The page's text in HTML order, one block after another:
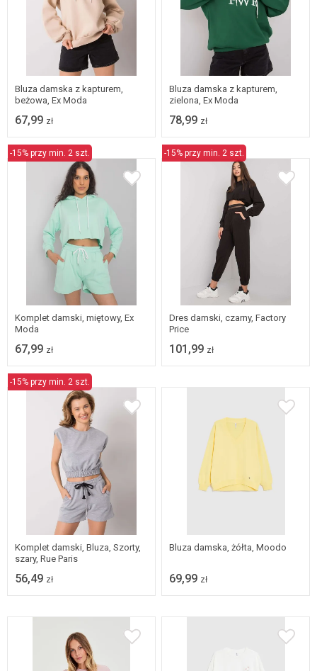
L/XL
Bluza damska z kapturem,
beżowa, Ex Moda
67,99 zł
S/M
Bluza damska z kapturem,
zielona, Ex Moda
78,99 zł
-15% przy min. 2 szt.
L/XL
Komplet damski, miętowy, Ex
Moda
67,99 zł
-15% przy min. 2 szt.
M L
Dres damski, czarny, Factory
Price
101,99 zł
-15% przy min. 2 szt.
M L
Komplet damski, Bluza, Szorty,
szary, Rue Paris
56,49 zł
Bluza damska, żółta, Moodo
69,99 zł